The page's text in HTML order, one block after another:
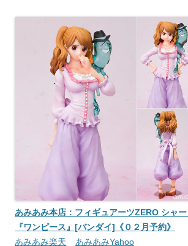
あみあみ本店：フィギュアーツZERO シャ
『ワンピース』[バンダイ]《０２月予約》
あみあみ楽天
あみあみYahoo